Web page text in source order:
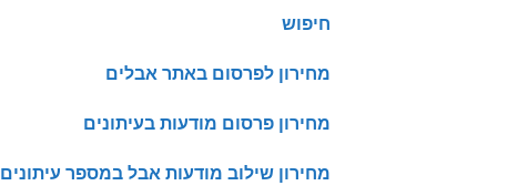
חיפוש
מחירון לפרסום באתר אבלים
מחירון פרסום מודעות בעיתונים
מחירון שילוב מודעות אבל במספר עיתונים